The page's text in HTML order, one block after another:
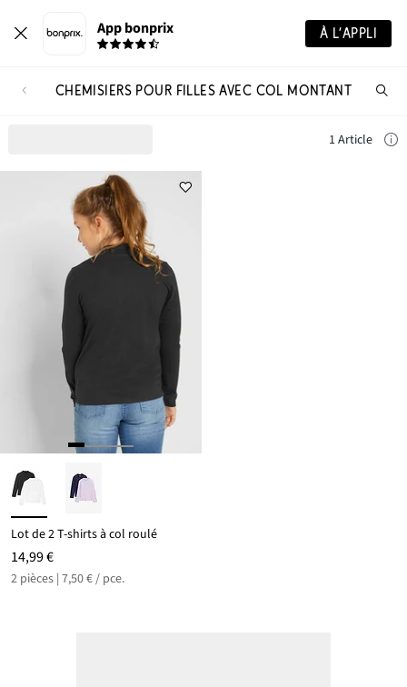
App bonprix À L’APPLI
CHEMISIERS POUR FILLES AVEC COL MONTANT
1 Article
Lot de 2 T-shirts à col roulé
14,99 €
2 pièces | 7,50 € / pce.